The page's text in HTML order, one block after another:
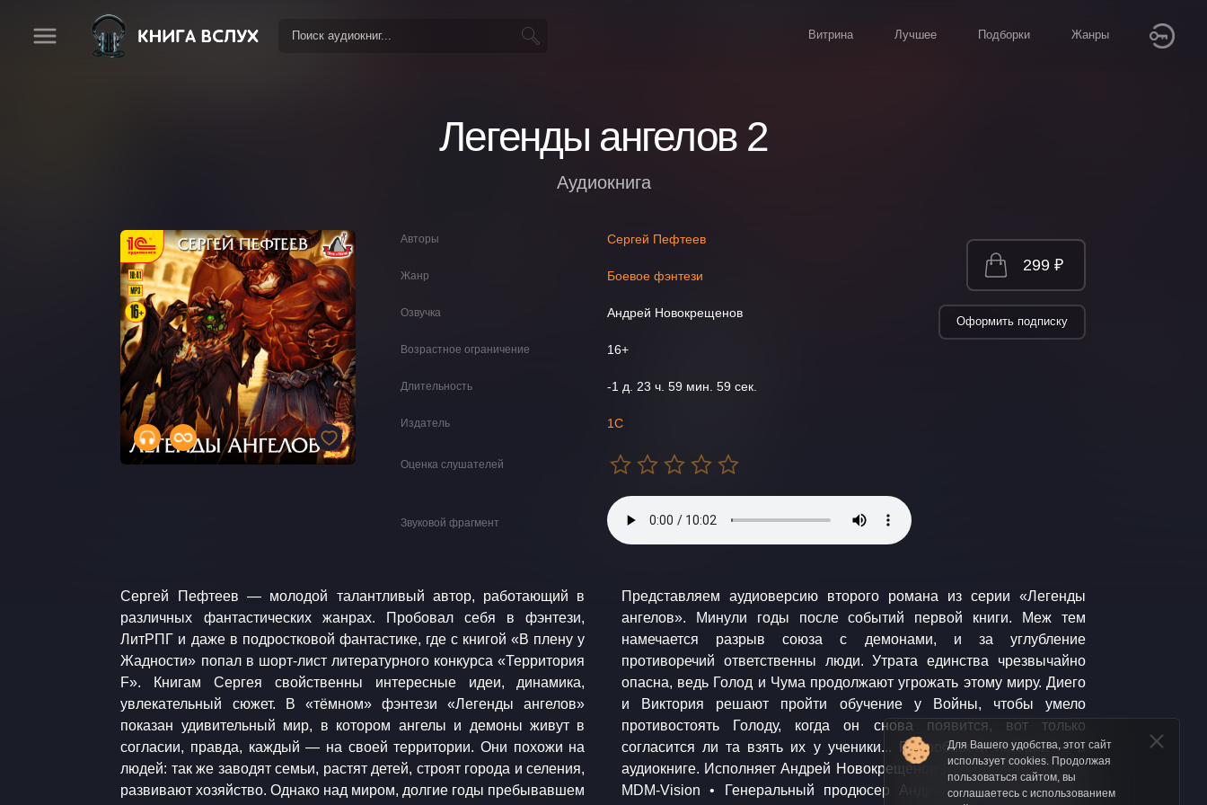
Витрина Лучшее Подборки Жанры
Легенды ангелов 2
Аудиокнига
Авторы Сергей Пефтеев
Жанр Боевое фэнтези
Озвучка Андрей Новокрещенов
Возрастное ограничение 16+
Длительность -1 д. 23 ч. 59 мин. 59 сек.
Издатель 1С
Оценка слушателей
Звуковой фрагмент
299 ₽
Оформить подписку
Сергей Пефтеев — молодой талантливый автор, работающий в
различных фантастических жанрах. Пробовал себя в фэнтези,
ЛитРПГ и даже в подростковой фантастике, где с книгой «В плену у
Жадности» попал в шорт-лист литературного конкурса «Территория
F». Книгам Сергея свойственны интересные идеи, динамика,
увлекательный сюжет. В «тёмном» фэнтези «Легенды ангелов»
показан удивительный мир, в котором ангелы и демоны живут в
согласии, правда, каждый — на своей территории. Они похожи на
людей: так же заводят семьи, растят детей, строят города и селения,
развивают хозяйство. Однако над миром, долгие годы пребывавшем
Представляем аудиоверсию второго романа из серии «Легенды
ангелов». Минули годы после событий первой книги. Меж тем
намечается разрыв союза с демонами, и за углубление
противоречий ответственны люди. Утрата единства чрезвычайно
опасна, ведь Голод и Чума продолжают угрожать этому миру. Диего
и Виктория решают пройти обучение у Войны, чтобы умело
противостоять Голоду, когда он снова появится, вот только
согласится ли та взять их у ученики... Подробности истории — в
аудиокниге. Исполняет Андрей Новокрещёнов Производство студии
MDM-Vision • Генеральный продюсер Андрей Лобзов Продюсер
Для Вашего удобства, этот сайт
использует cookies. Продолжая
пользоваться сайтом, вы
соглашаетесь с использованием